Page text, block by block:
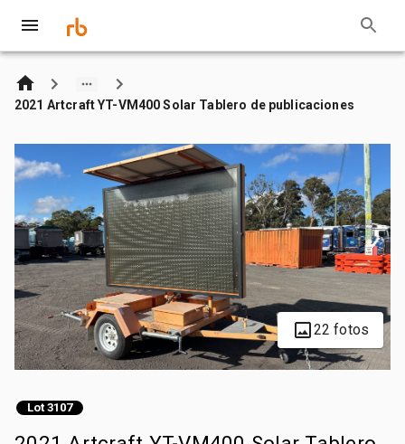
2021 Artcraft YT-VM400 Solar Tablero de publicaciones
22 fotos
Lot 3107